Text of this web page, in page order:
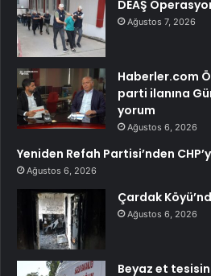
DEAŞ
Ağustos 7, 2026
Haberler.com
parti ilanına
yorum
Ağustos 6, 2026
Yeniden Refah Partisi’nden
Ağustos 6, 2026
Çardak
Ağustos 6, 2026
Beyaz et